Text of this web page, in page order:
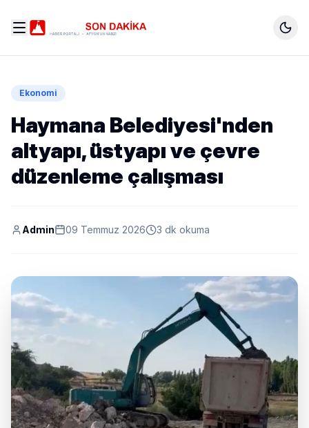
Ekonomi
Haymana Belediyesi'nden
altyapı, üstyapı ve çevre
düzenleme çalışması
Admin 09 Temmuz 2026 3 dk okuma